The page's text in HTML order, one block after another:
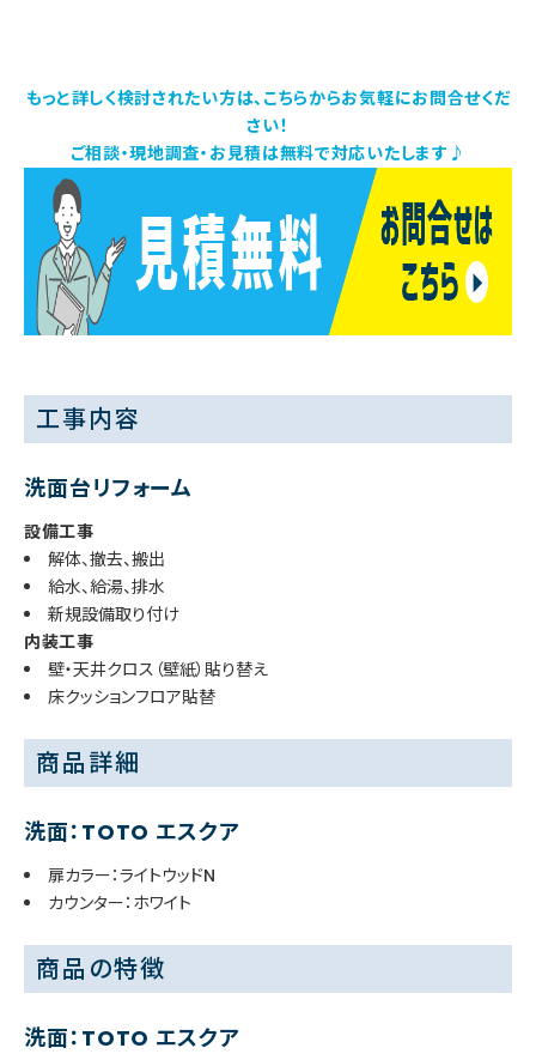
もっと詳しく検討されたい方は、こちらからお気軽にお問合せくだ
さい！
ご相談・現地調査・お見積は無料で対応いたします♪
工事内容
洗面台リフォーム
設備工事
解体、撤去、搬出
給水、給湯、排水
新規設備取り付け
内装工事
壁・天井クロス（壁紙）貼り替え
床クッションフロア貼替
商品詳細
洗面：TOTO エスクア
扉カラー：ライトウッドN
カウンター：ホワイト
商品の特徴
洗面：TOTO エスクア